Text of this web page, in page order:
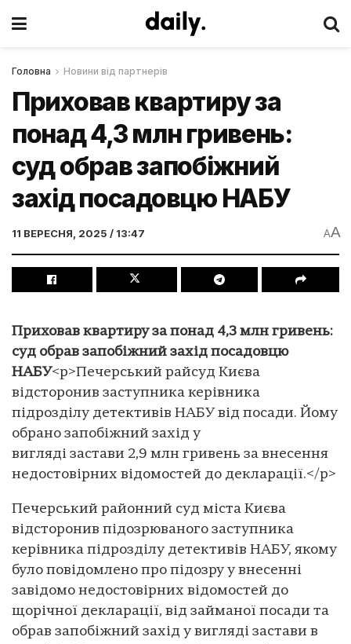
Головна Новини від партнерів
Приховав квартиру за
понад 4,3 млн гривень:
суд обрав запобіжний
захід посадовцю НАБУ
11 ВЕРЕСНЯ, 2025 / 13:47 AA
Приховав квартиру за понад 4,3 млн гривень:
суд обрав запобіжний захід посадовцю
НАБУ<p>Печерський райсуд Києва
відсторонив заступника керівника
підрозділу детективів НАБУ від посади. Йому
обрано запобіжний захід у
вигляді застави 2,9 млн гривень за внесення
недостовірних відомостей до декларації.</p>
Печерський районний суд міста Києва
відсторонив підозрюваного заступника
керівника підрозділу детективів НАБУ, якому
було повідомлено про підозру у внесенні
завідомо недостовірних відомостей до
щорічної декларації, від займаної посади та
обрав запобіжний захід у вигляді застави в